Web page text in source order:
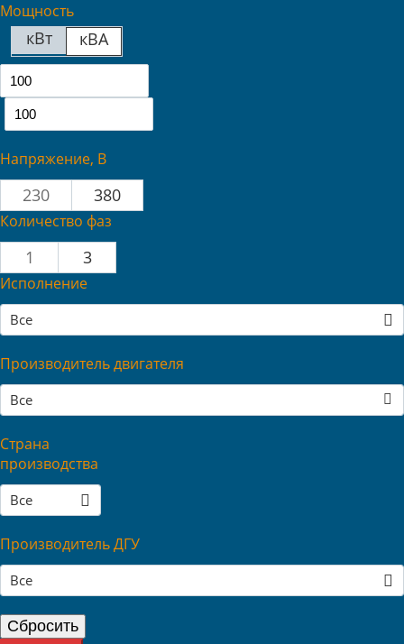
Мощность
кВт кВА
Напряжение, В
230 380
Количество фаз
1 3
Исполнение
Все
Производитель двигателя
Все
Страна
производства
Все
Производитель ДГУ
Все